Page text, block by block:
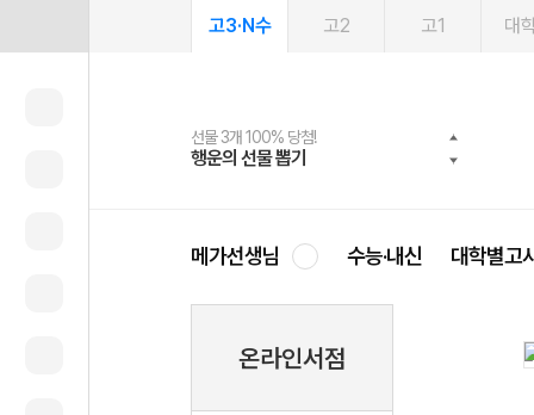
고3·N수 고2 고1 대
선물 3개 100% 당첨!
행운의 선물 뽑기
선물 100% 증정!
메가스터디 X 올리브
여름방학 스터디 캐시백
메가런 썸머스쿨
2027 러셀 단과
강사 공개선발
스마트러닝앱
설문 EVENT
메가패스
3일 무료 체험권
메가패스 수강생 무료혜택!
메가클럽 멤버십
사회공헌 캠페인
희망이룸 메가나눔
메가선생님 수능·내신 대학별고
온라인서점